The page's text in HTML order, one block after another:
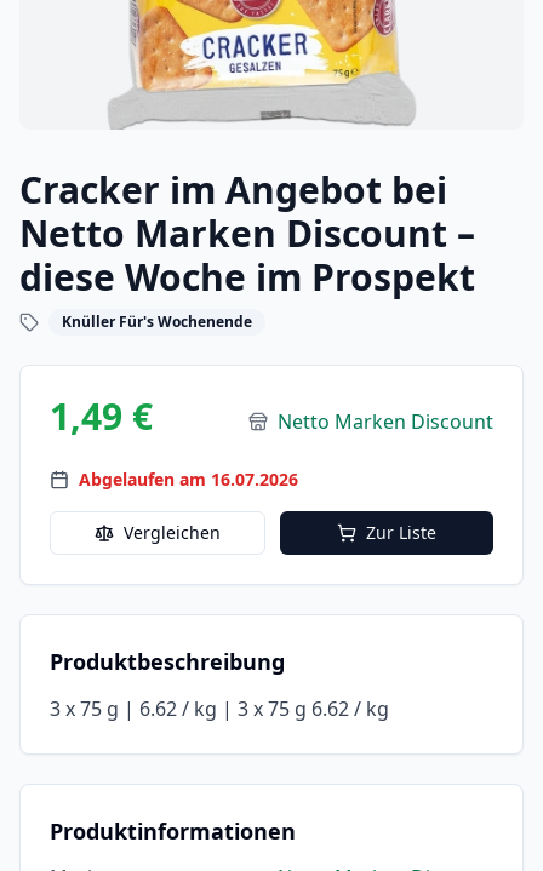
Cracker im Angebot bei
Netto Marken Discount –
diese Woche im Prospekt
Knüller Für's Wochenende
1,49 € Netto Marken Discount
Abgelaufen am 16.07.2026
Vergleichen Zur Liste
Produktbeschreibung
3 x 75 g | 6.62 / kg | 3 x 75 g 6.62 / kg
Produktinformationen